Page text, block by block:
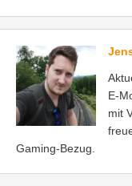
E-
mit
Gaming-Bezug.